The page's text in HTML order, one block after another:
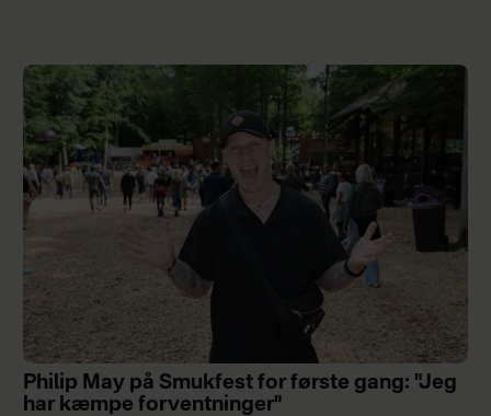
Philip May på Smukfest for første gang: "Jeg
har kæmpe forventninger"